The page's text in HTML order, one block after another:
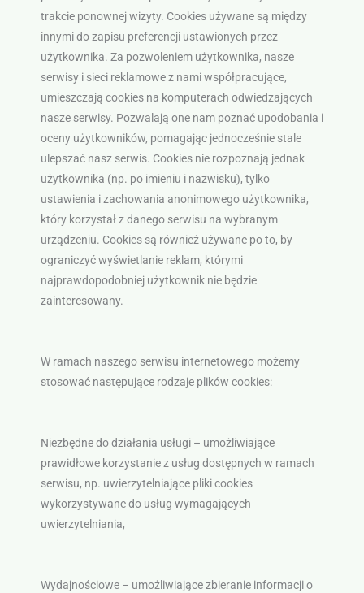
trakcie ponownej wizyty. Cookies używane są między
innymi do zapisu preferencji ustawionych przez
użytkownika. Za pozwoleniem użytkownika, nasze
serwisy i sieci reklamowe z nami współpracujące,
umieszczają cookies na komputerach odwiedzających
nasze serwisy. Pozwalają one nam poznać upodobania i
oceny użytkowników, pomagając jednocześnie stale
ulepszać nasz serwis. Cookies nie rozpoznają jednak
użytkownika (np. po imieniu i nazwisku), tylko
ustawienia i zachowania anonimowego użytkownika,
który korzystał z danego serwisu na wybranym
urządzeniu. Cookies są również używane po to, by
ograniczyć wyświetlanie reklam, którymi
najprawdopodobniej użytkownik nie będzie
zainteresowany.
W ramach naszego serwisu internetowego możemy
stosować następujące rodzaje plików cookies:
Niezbędne do działania usługi – umożliwiające
prawidłowe korzystanie z usług dostępnych w ramach
serwisu, np. uwierzytelniające pliki cookies
wykorzystywane do usług wymagających
uwierzytelniania,
Wydajnościowe – umożliwiające zbieranie informacji o